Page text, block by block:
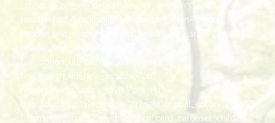
_module_preset="default" header_level="h3"
header_font="|700||on|||||" header_text_align="center"
header_text_color="#316041" header_font_size="24px"
header_line_height="1.2em"
link_option_url="https://gameoforez.fr/"
link_option_url_new_window="on"
header_text_shadow_style="preset1"
box_shadow_style_image="preset2" global_colors_info="{}"]
[/dsm_card_carousel_child][dsm_card_carousel_child